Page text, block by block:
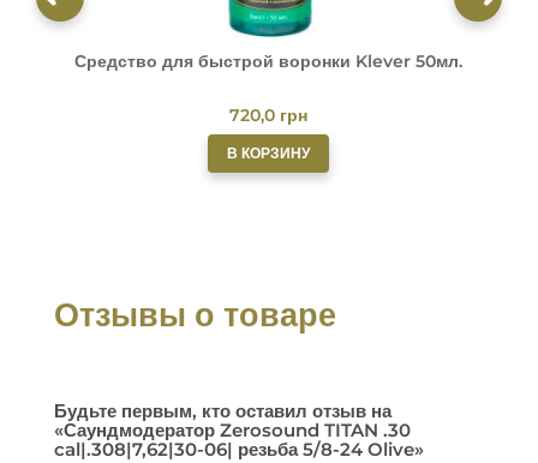
Средство для быстрой воронки Klever 50мл.
720,0 грн
В КОРЗИНУ
Отзывы о товаре
Будьте первым, кто оставил отзыв на
«Саундмодератор Zerosound TITAN .30
cal|.308|7,62|30-06| резьба 5/8-24 Olive»